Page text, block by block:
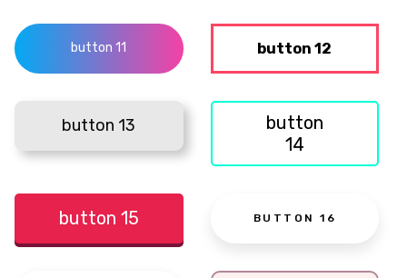
Blur
Brightness
Drop Shadow
Hue Rotate
button 11 button 12
button 13
button
14
button 15 BUTTON 16